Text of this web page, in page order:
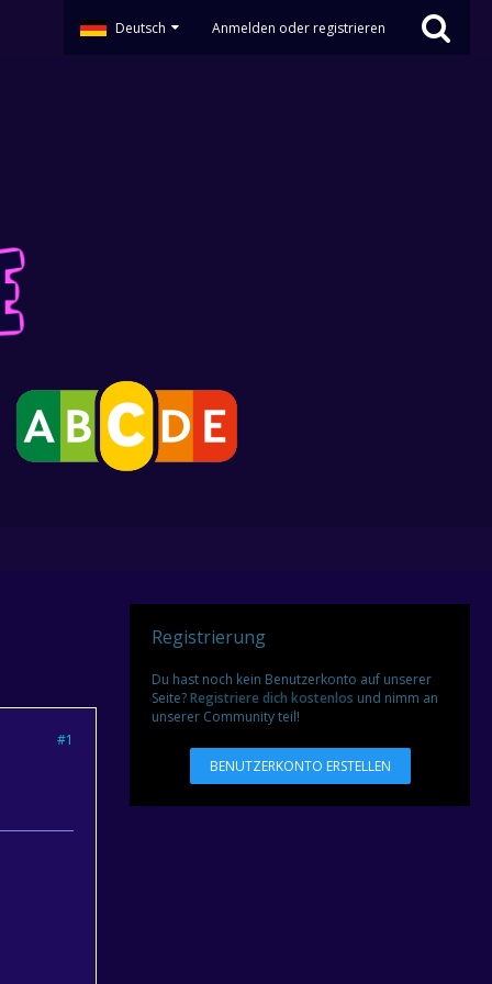
Deutsch Anmelden oder registrieren
#1
Registrierung
Du hast noch kein Benutzerkonto auf unserer
Seite?Registriere dich kostenlos und nimm an
unserer Community teil!
BENUTZERKONTO ERSTELLEN